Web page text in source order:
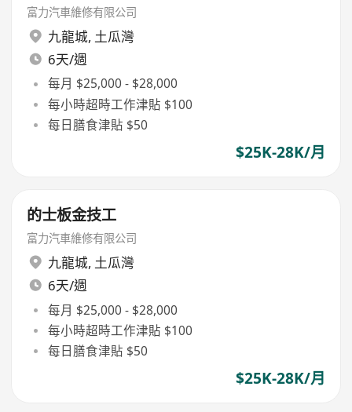
富力汽車維修有限公司
九龍城, 土瓜灣
6天/週
每月 $25,000 - $28,000
每小時超時工作津貼 $100
每日膳食津貼 $50
$25K-28K/月
的士板金技工
富力汽車維修有限公司
九龍城, 土瓜灣
6天/週
每月 $25,000 - $28,000
每小時超時工作津貼 $100
每日膳食津貼 $50
$25K-28K/月